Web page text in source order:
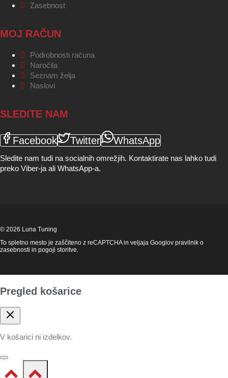
Zasebnost
MOJ RAČUN
Podrobnosti računa
Naročila
Seznam želja
Naslovi
SLEDITE NAM
Facebook Twitter WhatsApp
Sledite nam tudi na socialnih omrežjih. Kontaktirate nas lahko tudi
preko Viber-ja ali WhatsApp-a.
© 2026 Luna Tuning
To spletno mesto je zaščiteno z reCAPTCHA in veljaja Googlov pravilnik o
zasebnosti in pogoji storitve.
Pregled košarice
V košarici ni izdelkov.